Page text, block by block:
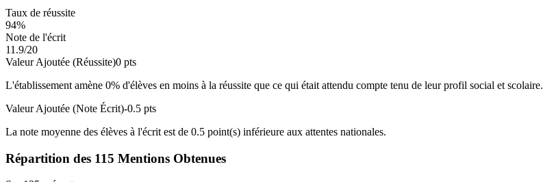
Taux de réussite
94%
Note de l'écrit
11.9/20
Valeur Ajoutée (Réussite)0 pts
L'établissement amène 0% d'élèves en moins à la réussite que ce qui était attendu compte tenu de leur profil social et scolaire.
Valeur Ajoutée (Note Écrit)-0.5 pts
La note moyenne des élèves à l'écrit est de 0.5 point(s) inférieure aux attentes nationales.
Répartition des 115 Mentions Obtenues